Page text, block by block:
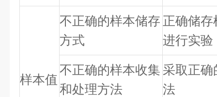
样本值
不正确的样本储存
方式
正确储
进行实验
不正确的样本收集
和处理方法
采取正
法